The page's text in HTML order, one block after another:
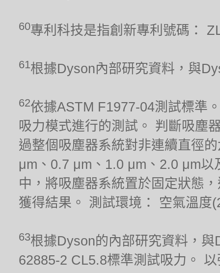
60專利科技是指創新專利號碼：
61根據Dyson內部研究資料，與
62依據ASTM F1977-04測試標準
吸力模式進行的測試。 判斷吸塵
過整個吸塵器系統對非連續直徑
μm、0.7 μm、1.0 μm、2.0 μm
中，將吸塵器系統置於固定狀態
獲得結果。 測試環境： 空氣溫度
63根據Dyson的內部研究資料，
62885-2 CL5.8標準測試吸力。